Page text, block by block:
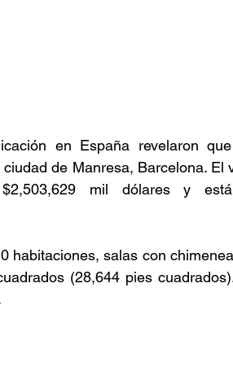
en España revelaron
de Manresa, Barcelona. El
$2,503,629 mil dólares y
habitaciones, salas con
(28,644 pies